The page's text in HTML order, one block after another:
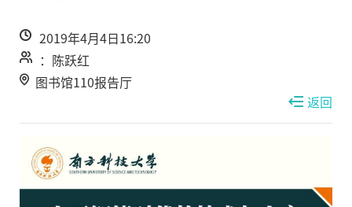
2019年4月4日16:20
：陈跃红
图书馆110报告厅
返回